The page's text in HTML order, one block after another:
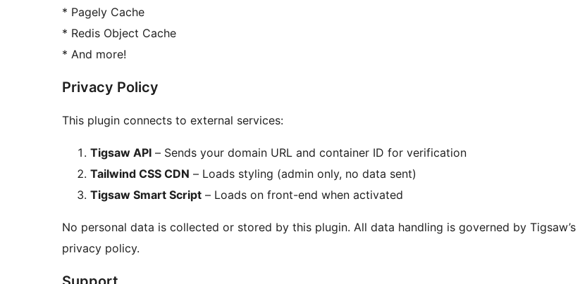
* Pagely Cache
* Redis Object Cache
* And more!
Privacy Policy
This plugin connects to external services:
Tigsaw API – Sends your domain URL and container ID for verification
Tailwind CSS CDN – Loads styling (admin only, no data sent)
Tigsaw Smart Script – Loads on front-end when activated
No personal data is collected or stored by this plugin. All data handling is governed by Tigsaw’s
privacy policy.